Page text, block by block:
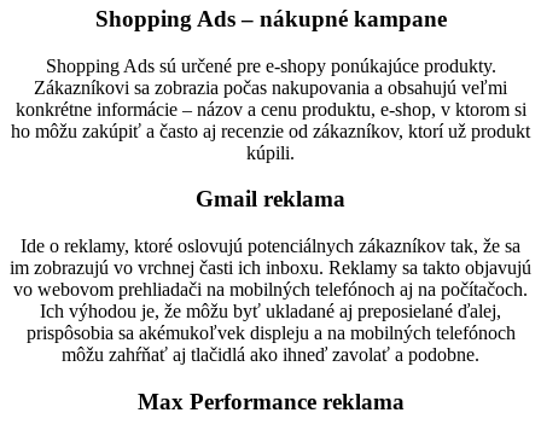
Shopping Ads – nákupné kampane
Shopping Ads sú určené pre e-shopy ponúkajúce produkty.
Zákazníkovi sa zobrazia počas nakupovania a obsahujú veľmi
konkrétne informácie – názov a cenu produktu, e-shop, v ktorom si
ho môžu zakúpiť a často aj recenzie od zákazníkov, ktorí už produkt
kúpili.
Gmail reklama
Ide o reklamy, ktoré oslovujú potenciálnych zákazníkov tak, že sa
im zobrazujú vo vrchnej časti ich inboxu. Reklamy sa takto objavujú
vo webovom prehliadači na mobilných telefónoch aj na počítačoch.
Ich výhodou je, že môžu byť ukladané aj preposielané ďalej,
prispôsobia sa akémukoľvek displeju a na mobilných telefónoch
môžu zahŕňať aj tlačidlá ako ihneď zavolať a podobne.
Max Performance reklama